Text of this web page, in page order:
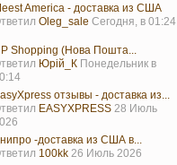
America - доставка из США
Oleg_sale Сегодня, в 01:24
Shopping (Нова Пошта...
Юрій_К Понедельник в
отзывы - доставка из...
EASYXPRESS 28 Июль
-доставка из США в...
100kk 26 Июль 2026